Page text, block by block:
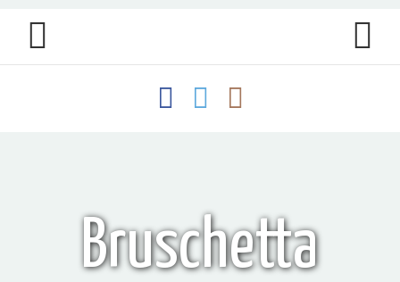
Bruschetta